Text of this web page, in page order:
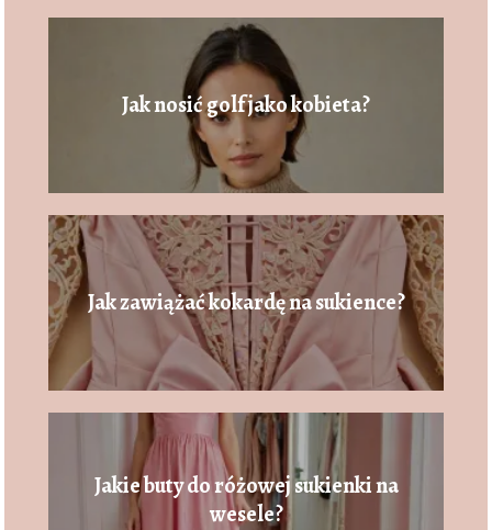
Jak nosić golf jako kobieta?
Jak zawiążać kokardę na sukience?
Jakie buty do różowej sukienki na
wesele?